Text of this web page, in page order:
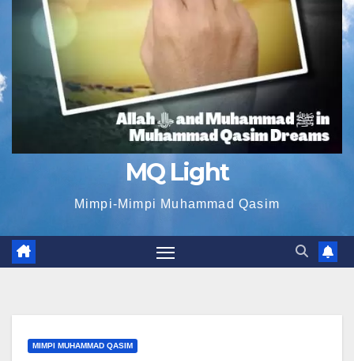
MQ Light
Mimpi-Mimpi Muhammad Qasim
MIMPI MUHAMMAD QASIM